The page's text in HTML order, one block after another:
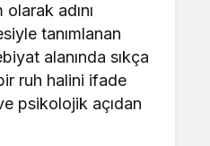
adını
tanımlanan
alanında sıkça
ruh halini ifade
psikolojik açıdan